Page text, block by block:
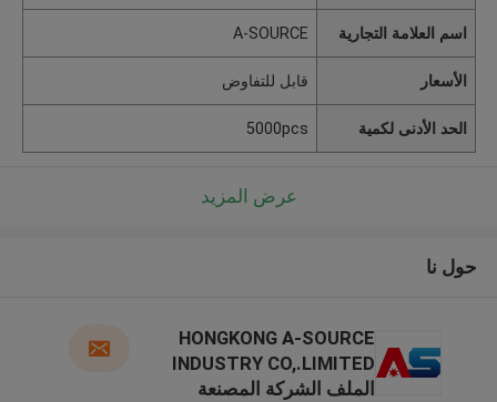
اسم العلامة التجارية A-SOURCE
الأسعار قابل للتفاوض
الحد الأدنى لكمية 5000pcs
عرض المزيد
حول نا
HONGKONG A-SOURCE
INDUSTRY CO,.LIMITED
الملف الشركة المصنعة